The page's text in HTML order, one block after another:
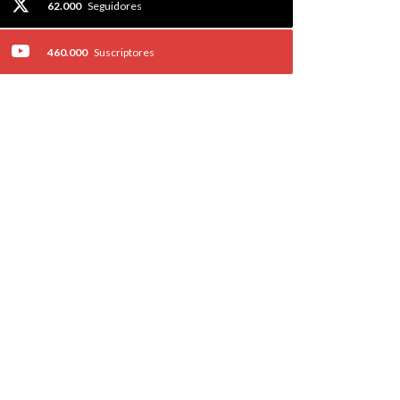
62.000 Seguidores
460.000 Suscriptores